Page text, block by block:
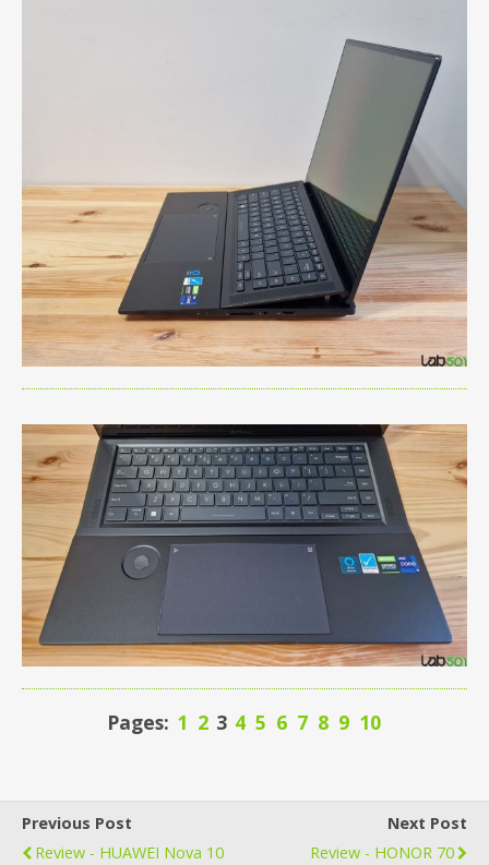
Pages: 1 2 3 4 5 6 7 8 9 10
Previous Post
Review - HUAWEI Nova 10
Next Post
Review - HONOR 70